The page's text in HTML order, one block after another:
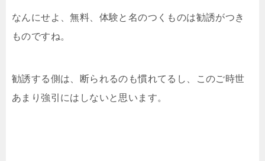
なんにせよ、無料、体験と名のつくものは勧誘がつき
ものですね。
勧誘する側は、断られるのも慣れてるし、このご時世
あまり強引にはしないと思います。